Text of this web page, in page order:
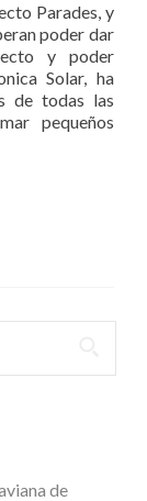
Parades, y
poder dar
y poder
Solar, ha
de todas las
pequeños
de